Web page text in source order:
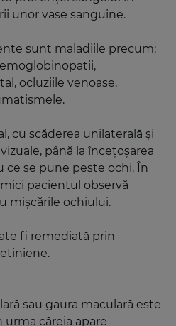
unor vase sanguine.
sunt maladiile precum:
ocluziile venoase,
cu scăderea unilaterală și
până la încețoșarea
ce se pune peste ochi. În
pacientul observă
mișcările ochiului.
fi remediată prin
sau gaura maculară este
căreia apare